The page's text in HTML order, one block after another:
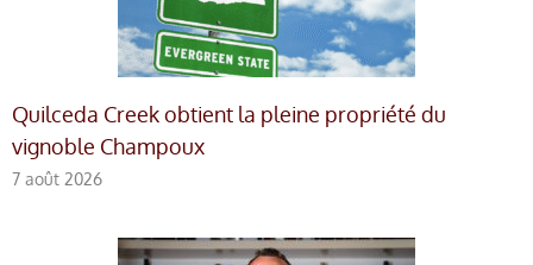
Quilceda Creek obtient la pleine propriété du
vignoble Champoux
7 août 2026